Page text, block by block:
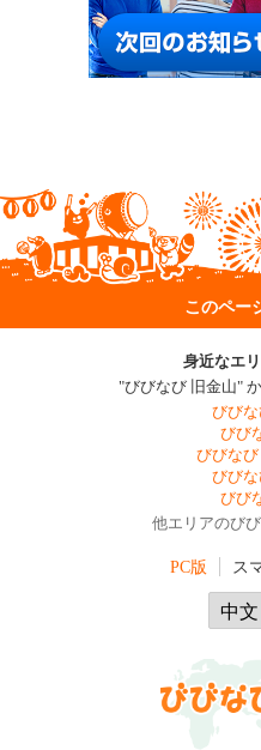
このペー
身近なエ
"びびなび 旧金山"
びび
びび
びびな
びび
びび
他エリアのび
PC版 ス